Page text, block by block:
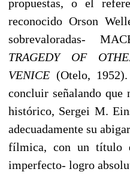
propuestas, o el
reconocido Orson
sobrevaloradas-
TRAGEDY OF
VENICE (Otelo,
concluir señalando que
histórico, Sergei M.
adecuadamente su
fílmica, con un título
imperfecto- logro